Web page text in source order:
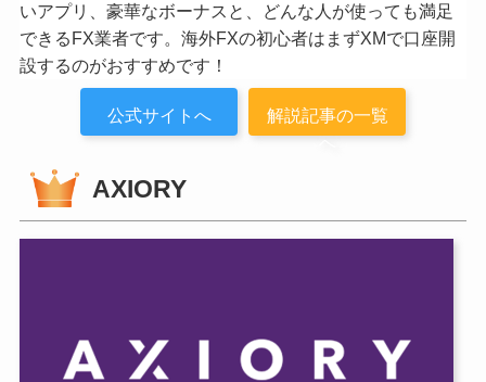
いアプリ、豪華なボーナスと、どんな人が使っても満足
できるFX業者です。海外FXの初心者はまずXMで口座開
設するのがおすすめです！
公式サイトへ
解説記事の一覧
へ
AXIORY